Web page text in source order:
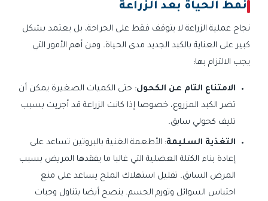
نمط الحياة بعد الزراعة
نجاح عملية الزراعة لا يتوقف فقط على الجراحة، بل يعتمد بشكل
كبير على العناية بالكبد الجديد مدى الحياة. ومن أهم الأمور التي
يجب الالتزام بها:
الامتناع التام عن الكحول: حتى الكميات الصغيرة يمكن أن
تضر الكبد المزروع، خصوصا إذا كانت الزراعة قد أجريت بسبب
تليف كحولي سابق.
التغذية السليمة: الأطعمة الغنية بالبروتين تساعد على
إعادة بناء الكتلة العضلية التي غالبا ما يفقدها المريض بسبب
المرض السابق. تقليل استهلاك الملح يساعد على منع
احتباس السوائل وتورم الجسم. ينصح أيضا بتناول وجبات